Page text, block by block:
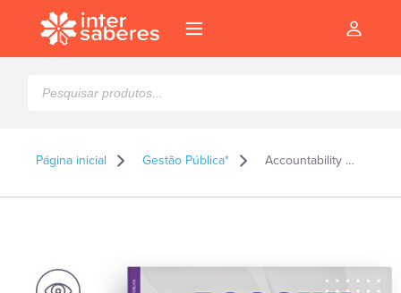
produtos
Página inicial Gestão Pública* Accountability e transparência pública: uma proposta para a gestão pública de excelência